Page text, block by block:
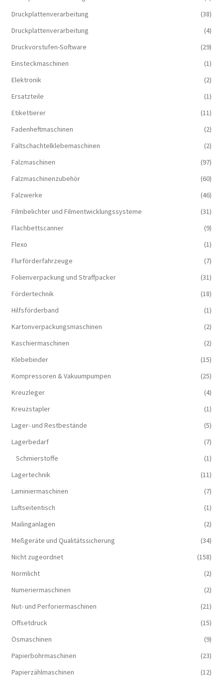
Druckplattenverarbeitung
(38)
Druckplattenverarbeitung
(4)
Druckvorstufen-Software
(29)
Einsteckmaschinen
(1)
Elektronik
(2)
Ersatzteile
(1)
Etikettierer
(11)
Fadenheftmaschinen
(2)
Faltschachtelklebemaschinen
(2)
Falzmaschinen
(97)
Falzmaschinenzubehör
(60)
Falzwerke
(46)
Filmbelichter und Filmentwicklungssysteme
(31)
Flachbettscanner
(9)
Flexo
(1)
Flurförderfahrzeuge
(7)
Folienverpackung und Straffpacker
(31)
Fördertechnik
(18)
Hilfsförderband
(1)
Kartonverpackungsmaschinen
(2)
Kaschiermaschinen
(2)
Klebebinder
(15)
Kompressoren & Vakuum­pumpen
(25)
Kreuzleger
(4)
Kreuzstapler
(1)
Lager- und Restbestände
(5)
Lagerbedarf
(7)
Schmierstoffe
(1)
Lagertechnik
(11)
Laminiermaschinen
(7)
Luftseitentisch
(1)
Mailinganlagen
(2)
Meßgeräte und Qualitätssicherung
(34)
Nicht zugeordnet
(158)
Normlicht
(2)
Numeriermaschinen
(2)
Nut- und Perforiermaschinen
(21)
Offsetdruck
(15)
Ösmaschinen
(9)
Papierbohrmaschinen
(23)
Papierzählmaschinen
(12)